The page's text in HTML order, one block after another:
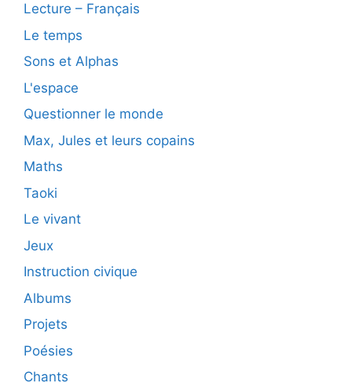
Lecture – Français
Le temps
Sons et Alphas
L'espace
Questionner le monde
Max, Jules et leurs copains
Maths
Taoki
Le vivant
Jeux
Instruction civique
Albums
Projets
Poésies
Chants